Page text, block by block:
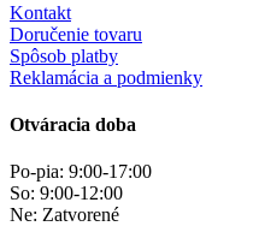
Kontakt
Doručenie tovaru
Spôsob platby
Reklamácia a podmienky
Otváracia doba
Po-pia: 9:00-17:00
So: 9:00-12:00
Ne: Zatvorené